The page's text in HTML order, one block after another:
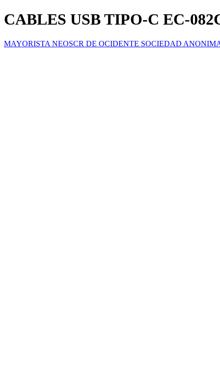
CABLES USB TIPO-C EC-
MAYORISTA NEOSCR DE OCIDENTE SOCIEDAD